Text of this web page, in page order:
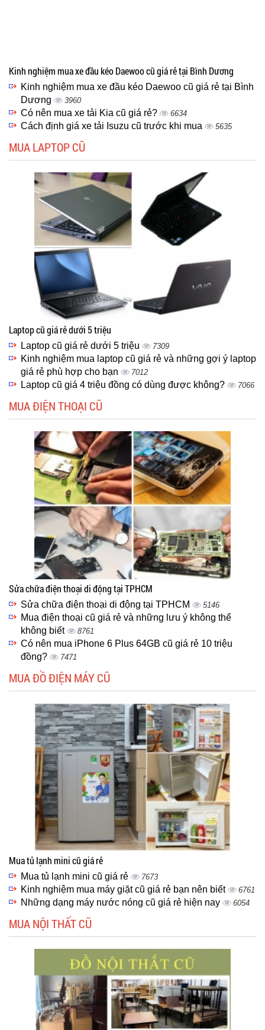
Kinh nghiệm mua xe đầu kéo Daewoo cũ giá rẻ tại Bình Dương
Kinh nghiệm mua xe đầu kéo Daewoo cũ giá rẻ tại Bình
Dương
3960
Có nên mua xe tải Kia cũ giá rẻ? 6634
Cách định giá xe tải Isuzu cũ trước khi mua 5635
MUA LAPTOP CŨ
Laptop cũ giá rẻ dưới 5 triệu
Laptop cũ giá rẻ dưới 5 triệu 7309
Kinh nghiệm mua laptop cũ giá rẻ và những gợi ý laptop
giá rẻ phù hợp cho bạn
7012
Laptop cũ giá 4 triệu đồng có dùng được không? 7066
MUA ĐIỆN THOẠI CŨ
Sửa chữa điện thoại di động tại TPHCM
Sửa chữa điện thoại di động tại TPHCM 5146
Mua điện thoại cũ giá rẻ và những lưu ý không thể
không biết
8761
Có nên mua iPhone 6 Plus 64GB cũ giá rẻ 10 triệu
đồng?
7471
MUA ĐỒ ĐIỆN MÁY CŨ
Mua tủ lạnh mini cũ giá rẻ
Mua tủ lạnh mini cũ giá rẻ 7673
Kinh nghiệm mua máy giặt cũ giá rẻ bạn nên biết 6761
Những dạng máy nước nóng cũ giá rẻ hiện nay 6054
MUA NỘI THẤT CŨ